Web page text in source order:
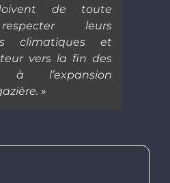
de toute
leurs
climatiques et
vers la fin des
à l’expansion
»